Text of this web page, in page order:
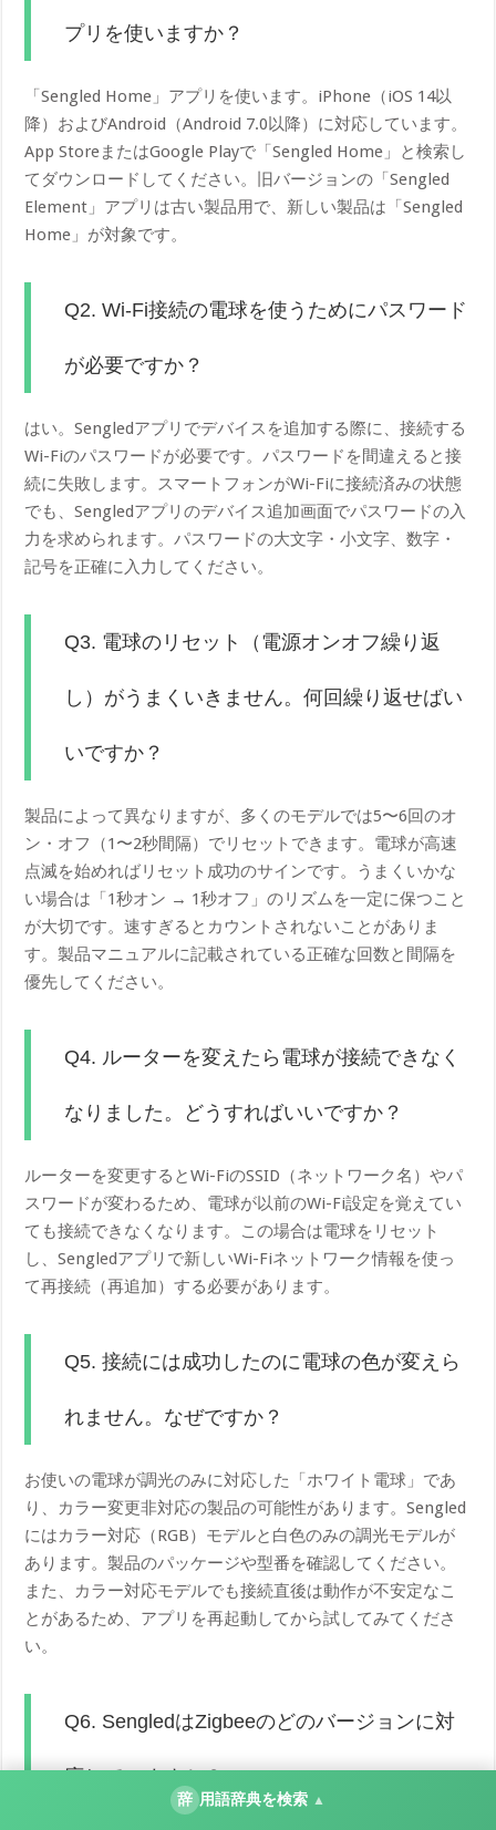
プリを使いますか？
「Sengled Home」アプリを使います。iPhone（iOS 14以
降）およびAndroid（Android 7.0以降）に対応しています。
App StoreまたはGoogle Playで「Sengled Home」と検索し
てダウンロードしてください。旧バージョンの「Sengled
Element」アプリは古い製品用で、新しい製品は「Sengled
Home」が対象です。
Q2. Wi-Fi接続の電球を使うためにパスワード
が必要ですか？
はい。Sengledアプリでデバイスを追加する際に、接続する
Wi-Fiのパスワードが必要です。パスワードを間違えると接
続に失敗します。スマートフォンがWi-Fiに接続済みの状態
でも、Sengledアプリのデバイス追加画面でパスワードの入
力を求められます。パスワードの大文字・小文字、数字・
記号を正確に入力してください。
Q3. 電球のリセット（電源オンオフ繰り返
し）がうまくいきません。何回繰り返せばい
いですか？
製品によって異なりますが、多くのモデルでは5〜6回のオ
ン・オフ（1〜2秒間隔）でリセットできます。電球が高速
点滅を始めればリセット成功のサインです。うまくいかな
い場合は「1秒オン → 1秒オフ」のリズムを一定に保つこと
が大切です。速すぎるとカウントされないことがありま
す。製品マニュアルに記載されている正確な回数と間隔を
優先してください。
Q4. ルーターを変えたら電球が接続できなく
なりました。どうすればいいですか？
ルーターを変更するとWi-FiのSSID（ネットワーク名）やパ
スワードが変わるため、電球が以前のWi-Fi設定を覚えてい
ても接続できなくなります。この場合は電球をリセット
し、Sengledアプリで新しいWi-Fiネットワーク情報を使っ
て再接続（再追加）する必要があります。
Q5. 接続には成功したのに電球の色が変えら
れません。なぜですか？
お使いの電球が調光のみに対応した「ホワイト電球」であ
り、カラー変更非対応の製品の可能性があります。Sengled
にはカラー対応（RGB）モデルと白色のみの調光モデルが
あります。製品のパッケージや型番を確認してください。
また、カラー対応モデルでも接続直後は動作が不安定なこ
とがあるため、アプリを再起動してから試してみてくださ
い。
Q6. SengledはZigbeeのどのバージョンに対
応していますか？
辞 用語辞典を検索 ▲